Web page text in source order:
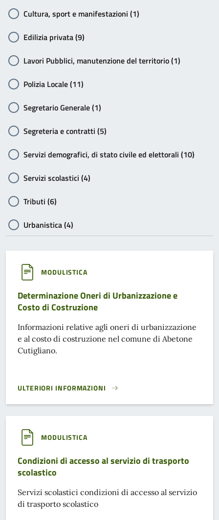
Cultura, sport e manifestazioni (1)
Edilizia privata (9)
Lavori Pubblici, manutenzione del territorio (1)
Polizia Locale (11)
Segretario Generale (1)
Segreteria e contratti (5)
Servizi demografici, di stato civile ed elettorali (10)
Servizi scolastici (4)
Tributi (6)
Urbanistica (4)
MODULISTICA
Determinazione Oneri di Urbanizzazione e
Costo di Costruzione
Informazioni relative agli oneri di urbanizzazione
e al costo di costruzione nel comune di Abetone
Cutigliano.
ULTERIORI INFORMAZIONI
DETERMINAZIONE ONERI DI URBANIZZAZIONE E COSTO DI
MODULISTICA
Condizioni di accesso al servizio di trasporto
scolastico
Servizi scolastici condizioni di accesso al servizio
di trasporto scolastico